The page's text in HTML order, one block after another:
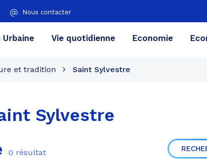
Nous contacter
Vie quotidienne Economie
et tradition Saint Sylvestre
Sylvestre
0 résultat